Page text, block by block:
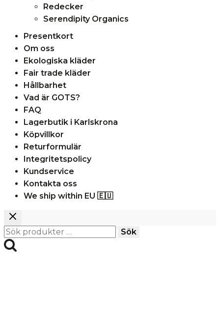
Redecker
Serendipity Organics
Presentkort
Om oss
Ekologiska kläder
Fair trade kläder
Hållbarhet
Vad är GOTS?
FAQ
Lagerbutik i Karlskrona
Köpvillkor
Returformulär
Integritetspolicy
Kundservice
Kontakta oss
We ship within EU 🇪🇺
Sök
efter:
Sök